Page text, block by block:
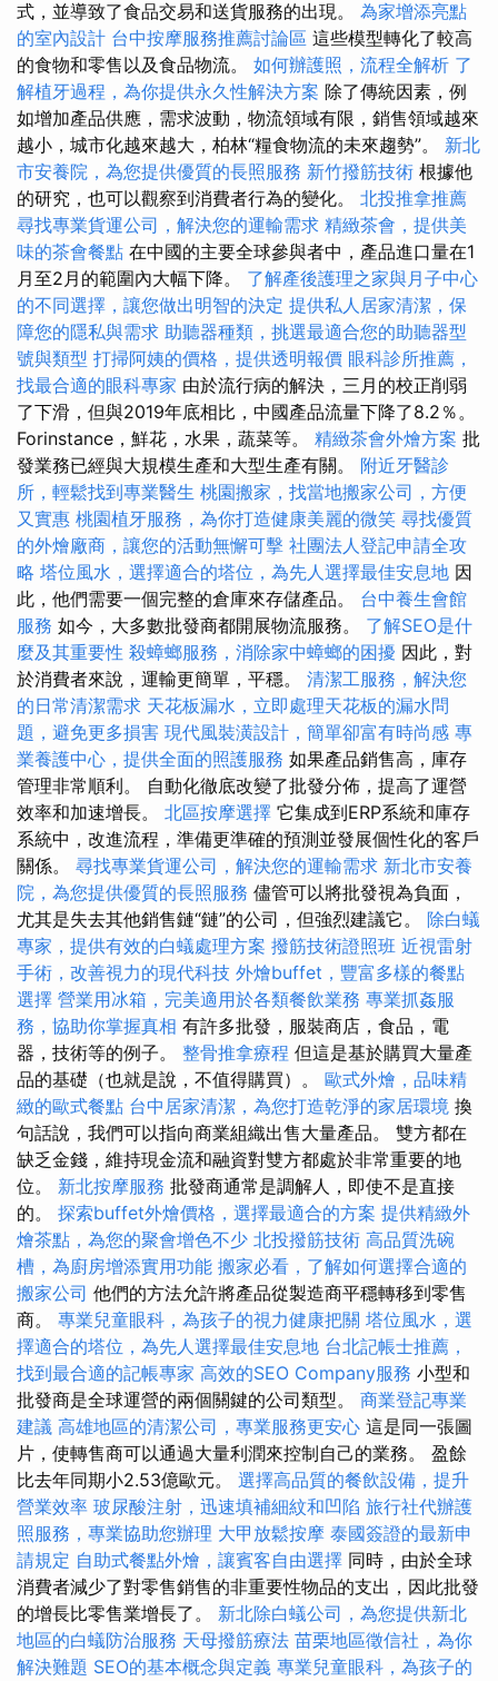
式，並導致了食品交易和送貨服務的出現。 為家增添亮點
的室內設計 台中按摩服務推薦討論區 這些模型轉化了較高
的食物和零售以及食品物流。 如何辦護照，流程全解析 了
解植牙過程，為你提供永久性解決方案 除了傳統因素，例
如增加產品供應，需求波動，物流領域有限，銷售領域越來
越小，城市化越來越大，柏林“糧食物流的未來趨勢”。 新北
市安養院，為您提供優質的長照服務 新竹撥筋技術 根據他
的研究，也可以觀察到消費者行為的變化。 北投推拿推薦
尋找專業貨運公司，解決您的運輸需求 精緻茶會，提供美
味的茶會餐點 在中國的主要全球參與者中，產品進口量在1
月至2月的範圍內大幅下降。 了解產後護理之家與月子中心
的不同選擇，讓您做出明智的決定 提供私人居家清潔，保
障您的隱私與需求 助聽器種類，挑選最適合您的助聽器型
號與類型 打掃阿姨的價格，提供透明報價 眼科診所推薦，
找最合適的眼科專家 由於流行病的解決，三月的校正削弱
了下滑，但與2019年底相比，中國產品流量下降了8.2％。
Forinstance，鮮花，水果，蔬菜等。 精緻茶會外燴方案 批
發業務已經與大規模生產和大型生產有關。 附近牙醫診
所，輕鬆找到專業醫生 桃園搬家，找當地搬家公司，方便
又實惠 桃園植牙服務，為你打造健康美麗的微笑 尋找優質
的外燴廠商，讓您的活動無懈可擊 社團法人登記申請全攻
略 塔位風水，選擇適合的塔位，為先人選擇最佳安息地 因
此，他們需要一個完整的倉庫來存儲產品。 台中養生會館
服務 如今，大多數批發商都開展物流服務。 了解SEO是什
麼及其重要性 殺蟑螂服務，消除家中蟑螂的困擾 因此，對
於消費者來說，運輸更簡單，平穩。 清潔工服務，解決您
的日常清潔需求 天花板漏水，立即處理天花板的漏水問
題，避免更多損害 現代風裝潢設計，簡單卻富有時尚感 專
業養護中心，提供全面的照護服務 如果產品銷售高，庫存
管理非常順利。 自動化徹底改變了批發分佈，提高了運營
效率和加速增長。 北區按摩選擇 它集成到ERP系統和庫存
系統中，改進流程，準備更準確的預測並發展個性化的客戶
關係。 尋找專業貨運公司，解決您的運輸需求 新北市安養
院，為您提供優質的長照服務 儘管可以將批發視為負面，
尤其是失去其他銷售鏈“鏈”的公司，但強烈建議它。 除白蟻
專家，提供有效的白蟻處理方案 撥筋技術證照班 近視雷射
手術，改善視力的現代科技 外燴buffet，豐富多樣的餐點
選擇 營業用冰箱，完美適用於各類餐飲業務 專業抓姦服
務，協助你掌握真相 有許多批發，服裝商店，食品，電
器，技術等的例子。 整骨推拿療程 但這是基於購買大量產
品的基礎（也就是說，不值得購買）。 歐式外燴，品味精
緻的歐式餐點 台中居家清潔，為您打造乾淨的家居環境 換
句話說，我們可以指向商業組織出售大量產品。 雙方都在
缺乏金錢，維持現金流和融資對雙方都處於非常重要的地
位。 新北按摩服務 批發商通常是調解人，即使不是直接
的。 探索buffet外燴價格，選擇最適合的方案 提供精緻外
燴茶點，為您的聚會增色不少 北投撥筋技術 高品質洗碗
槽，為廚房增添實用功能 搬家必看，了解如何選擇合適的
搬家公司 他們的方法允許將產品從製造商平穩轉移到零售
商。 專業兒童眼科，為孩子的視力健康把關 塔位風水，選
擇適合的塔位，為先人選擇最佳安息地 台北記帳士推薦，
找到最合適的記帳專家 高效的SEO Company服務 小型和
批發商是全球運營的兩個關鍵的公司類型。 商業登記專業
建議 高雄地區的清潔公司，專業服務更安心 這是同一張圖
片，使轉售商可以通過大量利潤來控制自己的業務。 盈餘
比去年同期小2.53億歐元。 選擇高品質的餐飲設備，提升
營業效率 玻尿酸注射，迅速填補細紋和凹陷 旅行社代辦護
照服務，專業協助您辦理 大甲放鬆按摩 泰國簽證的最新申
請規定 自助式餐點外燴，讓賓客自由選擇 同時，由於全球
消費者減少了對零售銷售的非重要性物品的支出，因此批發
的增長比零售業增長了。 新北除白蟻公司，為您提供新北
地區的白蟻防治服務 天母撥筋療法 苗栗地區徵信社，為你
解決難題 SEO的基本概念與定義 專業兒童眼科，為孩子的